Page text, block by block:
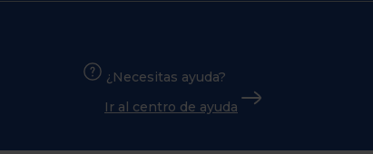
¿Necesitas ayuda?
Ir al centro de ayuda